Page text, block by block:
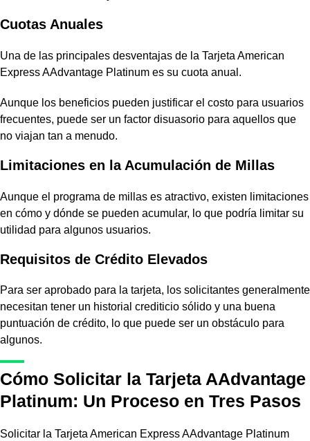
Cuotas Anuales
Una de las principales desventajas de la Tarjeta American
Express AAdvantage Platinum es su cuota anual.
Aunque los beneficios pueden justificar el costo para usuarios
frecuentes, puede ser un factor disuasorio para aquellos que
no viajan tan a menudo.
Limitaciones en la Acumulación de Millas
Aunque el programa de millas es atractivo, existen limitaciones
en cómo y dónde se pueden acumular, lo que podría limitar su
utilidad para algunos usuarios.
Requisitos de Crédito Elevados
Para ser aprobado para la tarjeta, los solicitantes generalmente
necesitan tener un historial crediticio sólido y una buena
puntuación de crédito, lo que puede ser un obstáculo para
algunos.
Cómo Solicitar la Tarjeta AAdvantage
Platinum: Un Proceso en Tres Pasos
Solicitar la Tarjeta American Express AAdvantage Platinum